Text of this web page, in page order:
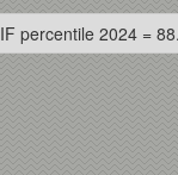
percentile 2024 =